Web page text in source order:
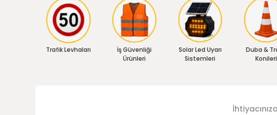
Trafik Levhaları
İş Güvenliği
Ürünleri
Solar Led Uyarı
Sistemleri
Duba &
Konileri